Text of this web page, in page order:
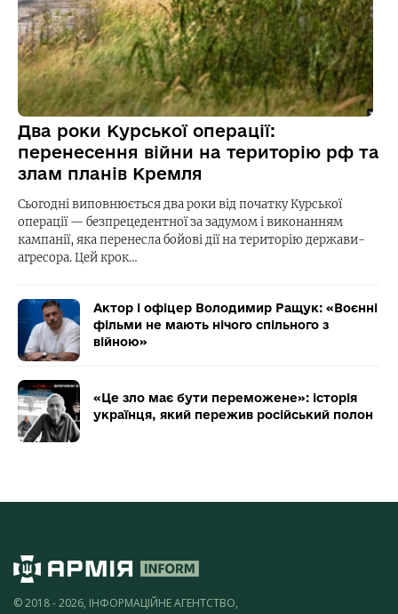
Два роки Курської операції:
перенесення війни на територію рф та
злам планів Кремля
Сьогодні виповнюється два роки від початку Курської
операції — безпрецедентної за задумом і виконанням
кампанії, яка перенесла бойові дії на територію держави-
агресора. Цей крок…
Актор і офіцер Володимир Ращук: «Воєнні
фільми не мають нічого спільного з
війною»
«Це зло має бути переможене»: історія
українця, який пережив російський полон
© 2018 - 2026, ІНФОРМАЦІЙНЕ АГЕНТСТВО,